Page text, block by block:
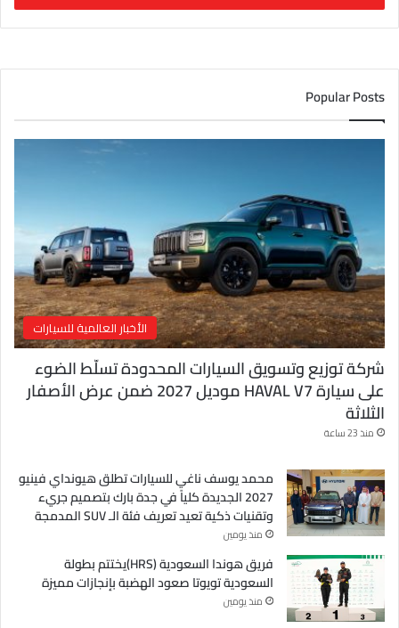
ب
ر
د
ا
ل
إ
ي
Popular Posts
الأخبار العالمية للسيارات
شركة توزيع وتسويق السيارات المحدودة تسلّط الضوء
على سيارة HAVAL V7 موديل 2027 ضمن عرض الأصفار
الثلاثة
منذ 23 ساعة
محمد يوسف ناغي للسيارات تطلق هيونداي فينيو
2027 الجديدة كلياً في جدة بارك بتصميم جريء
وتقنيات ذكية تعيد تعريف فئة الـ SUV المدمجة
منذ يومين
فريق هوندا السعودية (HRS)يختتم بطولة
السعودية تويوتا صعود الهضبة بإنجازات مميزة
منذ يومين